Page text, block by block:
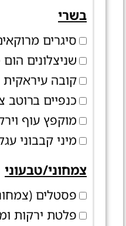
בשרי
סיגרים
שניצלונים הום
קובה עיראקית
כנפיים ברוטב
מוקפץ עוף
מיני קבבוני
צמחוני/טבעוני
פסטלים
פלטת ירקות